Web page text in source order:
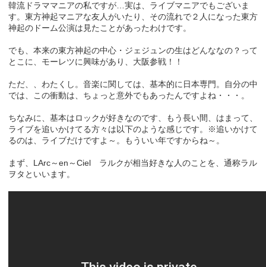
韓流ドラママニアの私ですが…実は、ライブマニアでもございま
す。東方神起マニアな友人がいたり、その流れで２人になった東方
神起のドーム公演は見たことがあったわけです。
でも、本来の東方神起の中心・ジェジュンの生はどんななの？って
とこに、モーレツに興味があり、大阪参戦！！
ただ、、わたくし。音楽に関しては、基本的に日本専門。自分の中
では、この衝動は、ちょっと意外でもあったんですよね・・・。
ちなみに、基本はロックが好きなのです、もう長い間、はまって、
ライブを追いかけてる方々は以下のような感じです。※追いかけて
るのは、ライブだけですよ～。もういい年ですからね～。
まず、LArc～en～Ciel ラルクが相当好きな人のことを、通称ラル
ヲタといいます。